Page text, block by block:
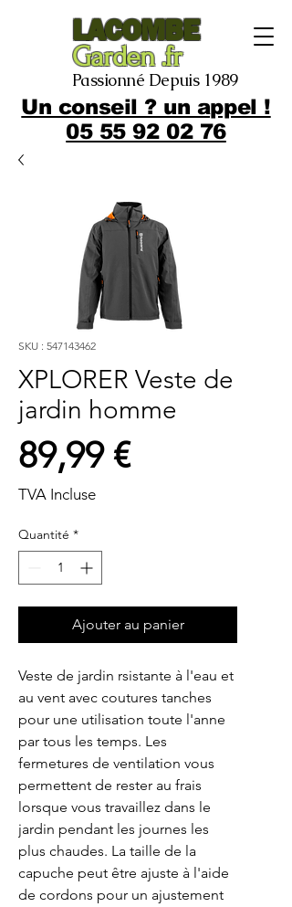
LACOMBE
Garden .fr
Passionné Depuis 1989
Un conseil ? un appel !
05 55 92 02 76
SKU : 547143462
XPLORER Veste de
jardin homme
89,99 €Prix
TVA Incluse
Quantité *
Ajouter au panier
Veste de jardin rsistante à l'eau et
au vent avec coutures tanches
pour une utilisation toute l'anne
par tous les temps. Les
fermetures de ventilation vous
permettent de rester au frais
lorsque vous travaillez dans le
jardin pendant les journes les
plus chaudes. La taille de la
capuche peut être ajuste à l'aide
de cordons pour un ajustement